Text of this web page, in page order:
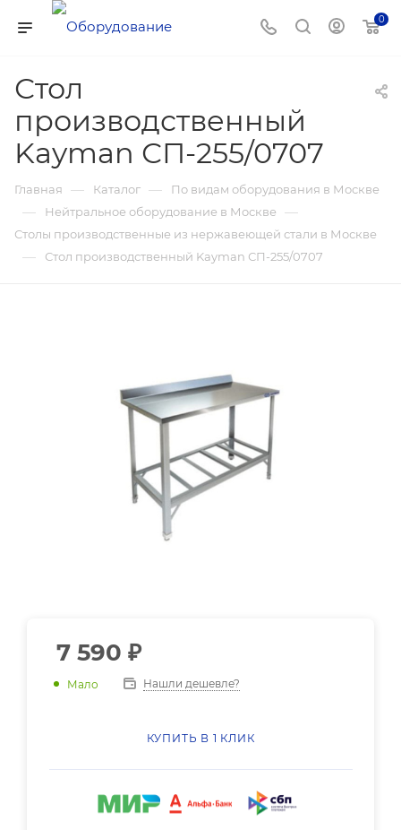
0
Стол
производственный
Kayman СП-255/0707
Главная — Каталог — По видам оборудования в Москве
— Нейтральное оборудование в Москве —
Столы производственные из нержавеющей стали в Москве
— Стол производственный Kayman СП-255/0707
7 590 ₽
Мало Нашли дешевле?
КУПИТЬ В 1 КЛИК